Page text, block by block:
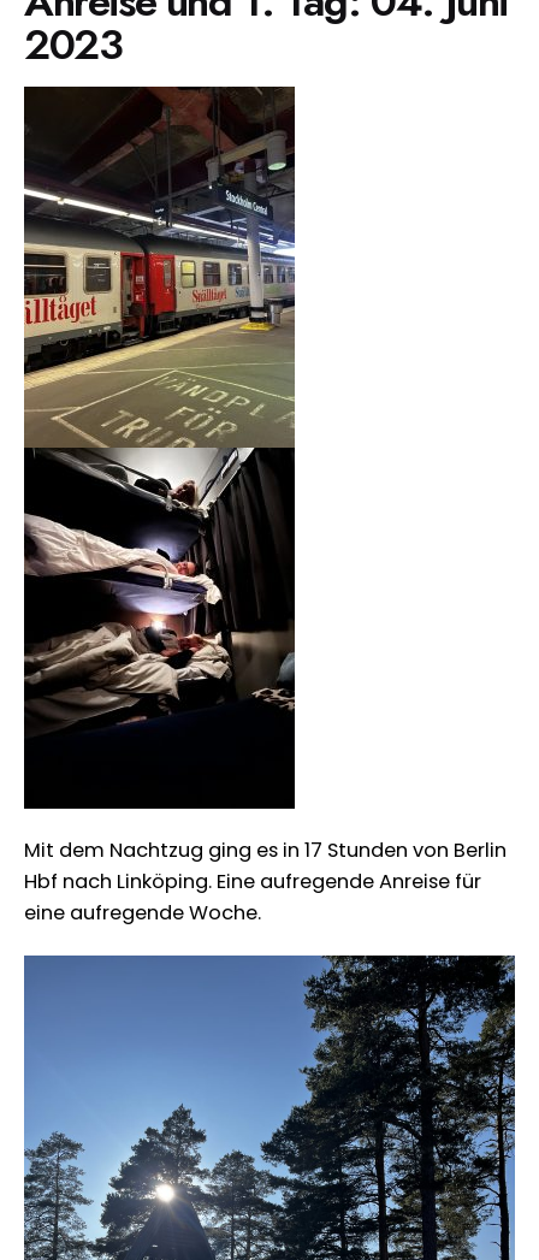
2023
Mit dem Nachtzug ging es in 17 Stunden von Berlin
Hbf nach Linköping. Eine aufregende Anreise für
eine aufregende Woche.